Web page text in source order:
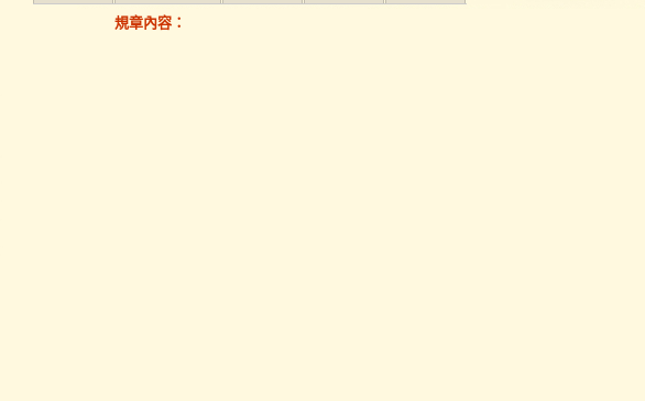
規章內容：